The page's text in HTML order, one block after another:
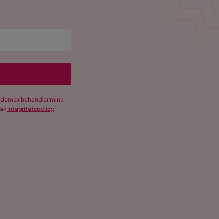
behandlar mina
Integritetspolicy.